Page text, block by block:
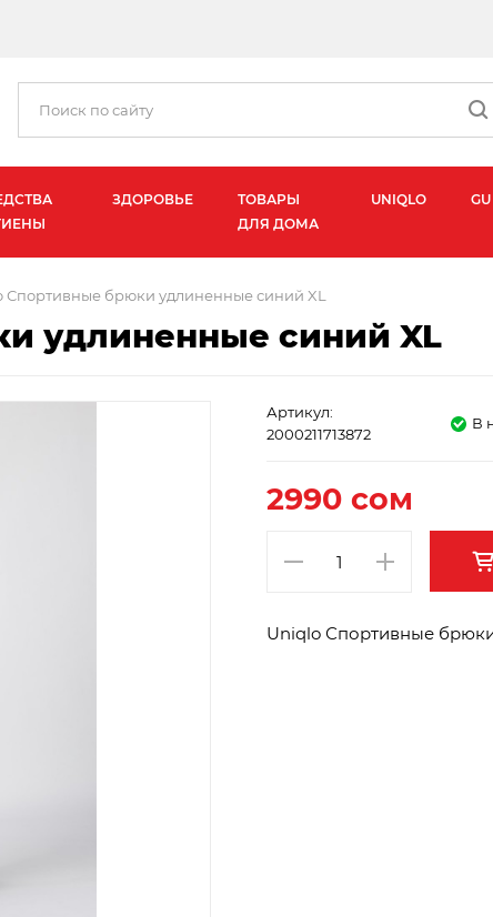
ЗДОРОВЬЕ
ТОВАРЫ
ДЛЯ ДОМА
UNIQLO GU
Спортивные брюки удлиненные синий XL
удлиненные синий XL
Артикул:
2000211713872
В
2990 сом
Uniqlo Спортивные